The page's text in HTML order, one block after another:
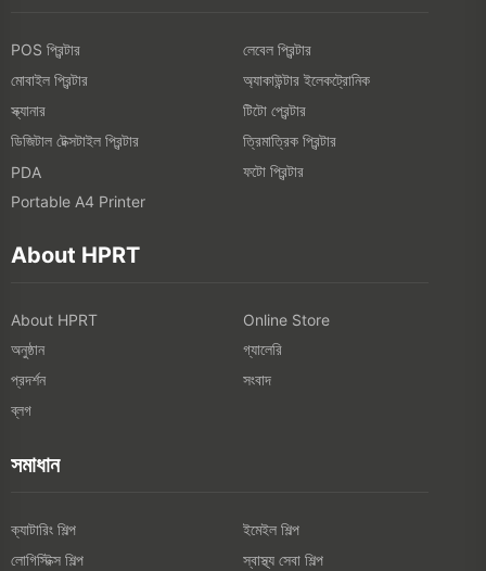
POS প্রিন্টার
লেবেল প্রিন্টার
মোবাইল প্রিন্টার
অ্যাকাউন্টার ইলেকট্রোনিক
স্ক্যানার
টিটো প্রেন্টার
ডিজিটাল টেক্সটাইল প্রিন্টার
ত্রিমাত্রিক প্রিন্টার
PDA
ফটো প্রিন্টার
Portable A4 Printer
About HPRT
About HPRT
Online Store
অনুষ্ঠান
গ্যালেরি
প্রদর্শন
সংবাদ
ব্লগ
সমাধান
ক্যাটারিং শিল্প
ইমেইল শিল্প
লোগিস্টিক্স শিল্প
স্বাস্থ্য সেবা শিল্প